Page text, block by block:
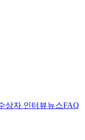
상자 인터뷰뉴스FAQ